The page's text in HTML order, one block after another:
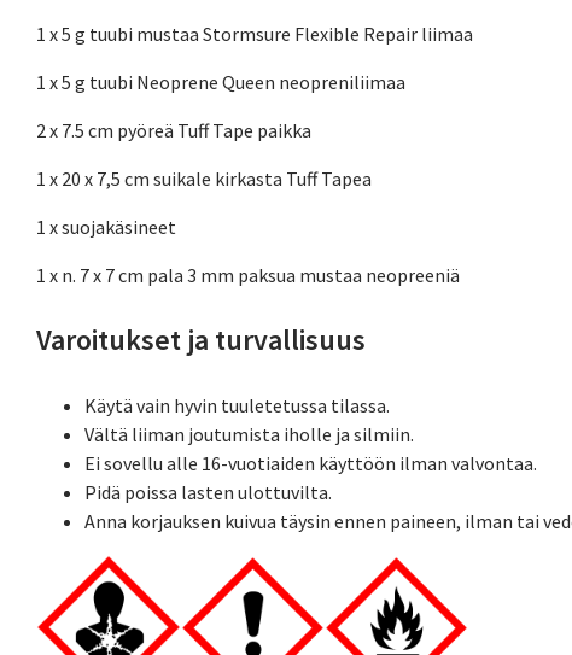
1 x 5 g tuubi mustaa Stormsure Flexible Repair liimaa
1 x 5 g tuubi Neoprene Queen neopreniliimaa
2 x 7.5 cm pyöreä Tuff Tape paikka
1 x 20 x 7,5 cm suikale kirkasta Tuff Tapea
1 x suojakäsineet
1 x n. 7 x 7 cm pala 3 mm paksua mustaa neopreeniä
Varoitukset ja turvallisuus
Käytä vain hyvin tuuletetussa tilassa.
Vältä liiman joutumista iholle ja silmiin.
Ei sovellu alle 16-vuotiaiden käyttöön ilman valvontaa.
Pidä poissa lasten ulottuvilta.
Anna korjauksen kuivua täysin ennen paineen, ilman tai